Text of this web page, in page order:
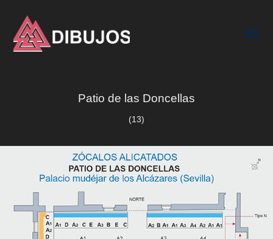
Patio de las Doncellas
(13)